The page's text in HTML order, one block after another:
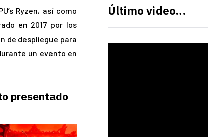
Ryzen, así como
en 2017 por los
de despliegue para
un evento en
presentado
Último video…